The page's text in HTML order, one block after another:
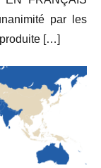
par les
[…]